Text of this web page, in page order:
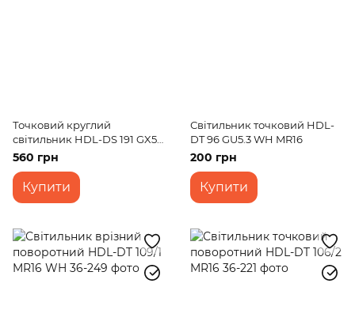
Точковий круглий
світильник HDL-DS 191 GX53
WH
560 грн
Купити
Світильник точковий HDL-
DT 96 GU5.3 WH MR16
200 грн
Купити